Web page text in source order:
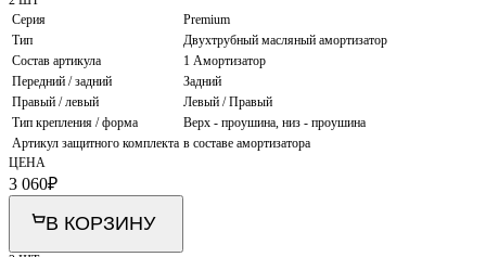
Серия
Premium
Тип
Двухтрубный масляный амортизатор
Состав артикула
1 Амортизатор
Передний / задний
Задний
Правый / левый
Левый / Правый
Тип крепления / форма
Верх - проушина, низ - проушина
Артикул защитного комплекта в составе амортизатора
ЦЕНА
3 060₽
В КОРЗИНУ